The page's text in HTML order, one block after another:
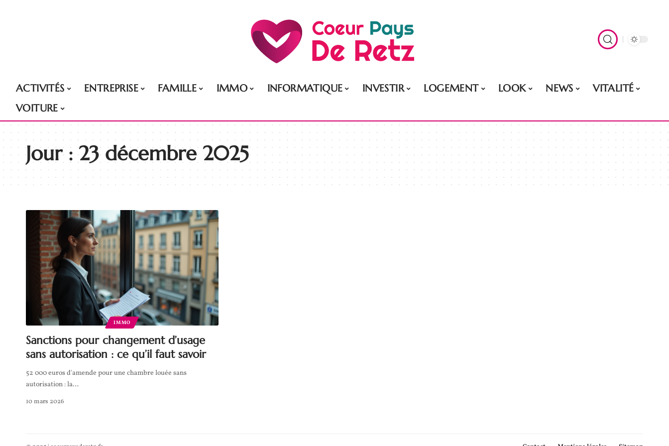
ACTIVITÉS ENTREPRISE FAMILLE IMMO INFORMATIQUE INVESTIR LOGEMENT LOOK NEWS
VITALITÉ
VOITURE
Jour :23 décembre 2025
IMMO
Sanctions pour changement d’usage
sans autorisation : ce qu’il faut savoir
52 000 euros d'amende pour une chambre louée sans
autorisation : la…
10 mars 2026